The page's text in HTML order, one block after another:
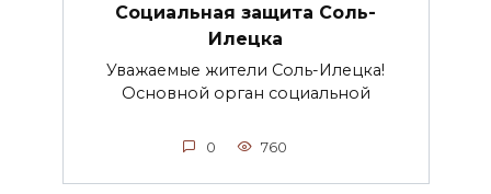
Социальная защита Соль-
Илецка
Уважаемые жители Соль-Илецка!
Основной орган социальной
0 760